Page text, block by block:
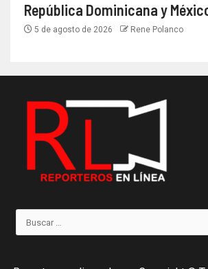
República Dominicana y
5 de agosto de 2026 Rene Polanco